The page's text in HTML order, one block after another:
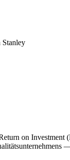
on Investment